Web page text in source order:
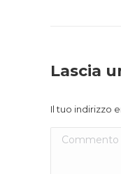
Lascia
Il tuo indirizzo
Commento